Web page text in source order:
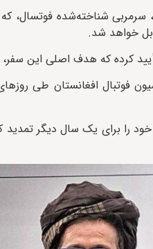
سرمربی شناخته‌شده فوتسال،
خواهد شد.
کرده که هدف اصلی این
فوتبال افغانستان طی